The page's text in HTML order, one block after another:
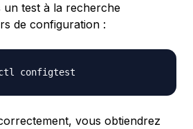
un test à la recherche
de configuration :
vous obtiendrez